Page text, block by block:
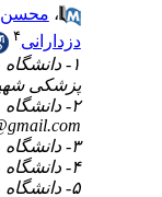
،محسن
دزدارانی ۴
۱- دانشگاه
پزشکی شهید